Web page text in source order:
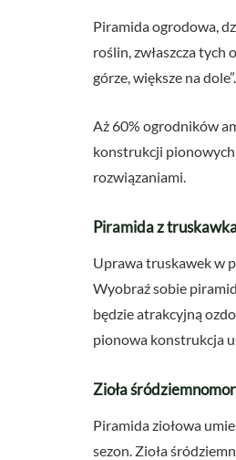
Piramida ogrodowa,
roślin, zwłaszcza tych
górze, większe na
Aż 60% ogrodników
konstrukcji
rozwiązaniami.
Piramida z
Uprawa truskawek w
Wyobraź sobie
będzie atrakcyjną
pionowa konstrukcja
Zioła
Piramida ziołowa
sezon. Zioła